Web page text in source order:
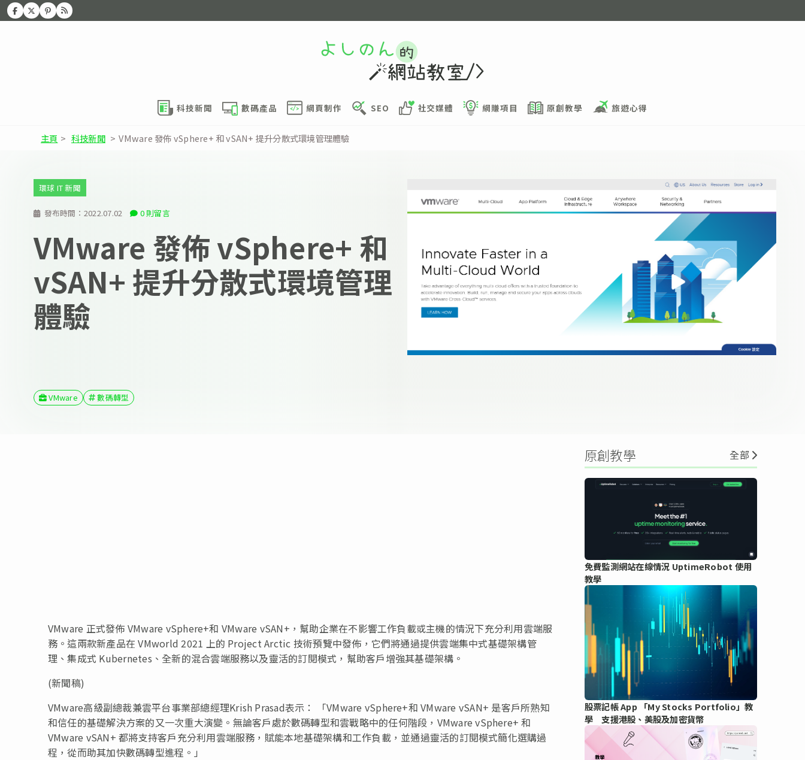
科技新聞 數碼產品 網頁制作 SEO 社交媒體 網賺項目 原創教學 旅遊心得
主頁 > 科技新聞 > VMware 發佈 vSphere+ 和 vSAN+ 提升分散式環境管理體驗
發布時間： 2022.07.02 0 則留言
環球 IT 新聞
VMware 發佈 vSphere+ 和
vSAN+ 提升分散式環境管理
體驗
VMware 數碼轉型
VMware 正式發佈 VMware vSphere+和 VMware vSAN+，幫助企業在不影響工作負載或主機的情況下充分利用雲端服
務。這兩款新產品在 VMworld 2021 上的 Project Arctic 技術預覽中發佈，它們將通過提供雲端集中式基礎架構管
理、集成式 Kubernetes、全新的混合雲端服務以及靈活的訂閱模式，幫助客戶增強其基礎架構。
(新聞稿)
VMware高級副總裁兼雲平台事業部總經理Krish Prasad表示： 「VMware vSphere+和 VMware vSAN+ 是客戶所熟知
和信任的基礎解決方案的又一次重大演變。無論客戶處於數碼轉型和雲戰略中的任何階段，VMware vSphere+ 和
VMware vSAN+ 都將支持客戶充分利用雲端服務，賦能本地基礎架構和工作負載，並通過靈活的訂閱模式簡化選購過
程，從而助其加快數碼轉型進程。」
原創教學 全部
免費監測網站在線情況 UptimeRobot 使用
教學
股票記帳 App 「My Stocks Portfolio」教
學 支援港股、美股及加密貨幣